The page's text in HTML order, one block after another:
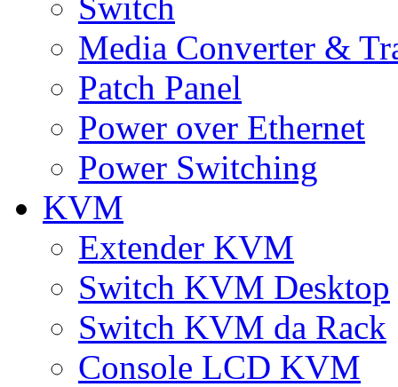
Media Converter &
Patch Panel
Power over Ethernet
Power Switching
KVM
Extender KVM
Switch KVM Desktop
Switch KVM da Rack
Console LCD KVM